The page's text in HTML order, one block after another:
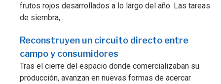
frutos rojos desarrollados a lo largo del año. Las tareas
de siembra,...
Reconstruyen un circuito directo entre
campo y consumidores
Tras el cierre del espacio donde comercializaban su
producción, avanzan en nuevas formas de acercar